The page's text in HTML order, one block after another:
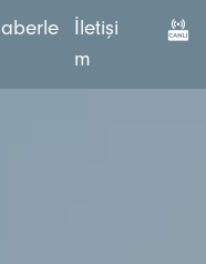
aberle
letişi
m